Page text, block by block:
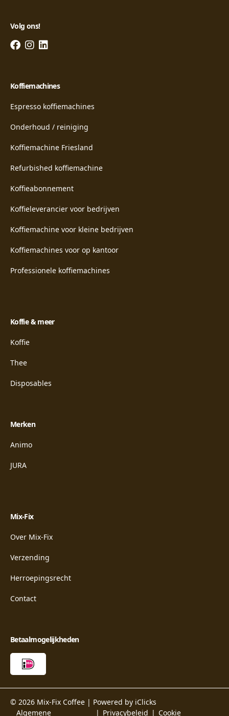
Volg ons!
Koffiemachines
Espresso koffiemachines
Onderhoud / reiniging
Koffiemachine Friesland
Refurbished koffiemachine
Koffieabonnement
Koffieleverancier voor bedrijven
Koffiemachine voor kleine bedrijven
Koffiemachines voor op kantoor
Professionele koffiemachines
Koffie & meer
Koffie
Thee
Disposables
Merken
Animo
JURA
Mix-Fix
Over Mix-Fix
Verzending
Herroepingsrecht
Contact
Betaalmogelijkheden
© 2026 Mix-Fix Coffee | Powered by iClicks
Algemene
Privacybeleid Cookie